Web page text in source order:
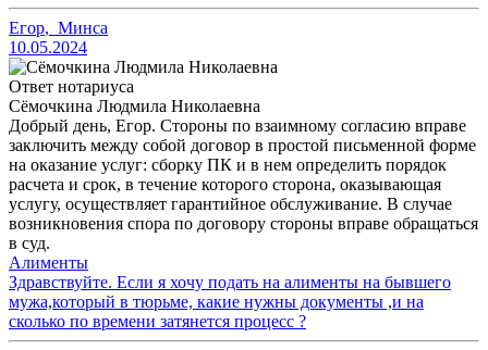
Егор, Минса
10.05.2024
Ответ нотариуса
Сёмочкина Людмила Николаевна
Добрый день, Егор. Стороны по взаимному согласию вправе
заключить между собой договор в простой письменной форме
на оказание услуг: сборку ПК и в нем определить порядок
расчета и срок, в течение которого сторона, оказывающая
услугу, осуществляет гарантийное обслуживание. В случае
возникновения спора по договору стороны вправе обращаться
в суд.
Алименты
Здравствуйте. Если я хочу подать на алименты на бывшего
мужа,который в тюрьме, какие нужны документы ,и на
сколько по времени затянется процесс ?